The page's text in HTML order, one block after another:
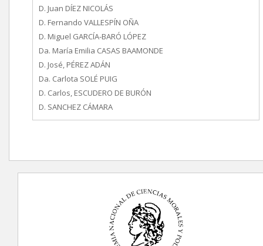
D. Juan DÍEZ NICOLÁS
D. Fernando VALLESPÍN OÑA
D. Miguel GARCÍA-BARÓ LÓPEZ
Da. María Emilia CASAS BAAMONDE
D. José, PÉREZ ADÁN
Da. Carlota SOLÉ PUIG
D. Carlos, ESCUDERO DE BURÓN
D. SANCHEZ CÁMARA